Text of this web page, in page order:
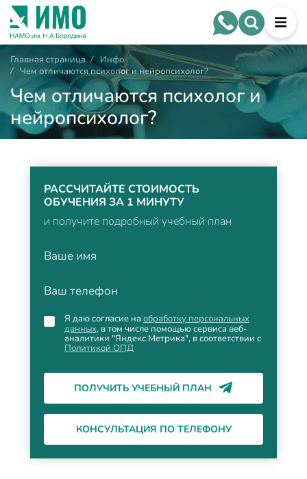
Главная страница /
Инфо
/ Чем отличаются психолог и нейропсихолог?
Чем отличаются психолог и
нейропсихолог?
РАССЧИТАЙТЕ СТОИМОСТЬ
ОБУЧЕНИЯ ЗА 1 МИНУТУ
и получите подробный учебный план
Ваше имя
Ваш телефон
Я даю согласие на обработку персональных
данных, в том числе помощью сервиса веб-
аналитики "Яндекс.Метрика", в соответствии с
Политикой ОПД
ПОЛУЧИТЬ УЧЕБНЫЙ ПЛАН
КОНСУЛЬТАЦИЯ ПО ТЕЛЕФОНУ